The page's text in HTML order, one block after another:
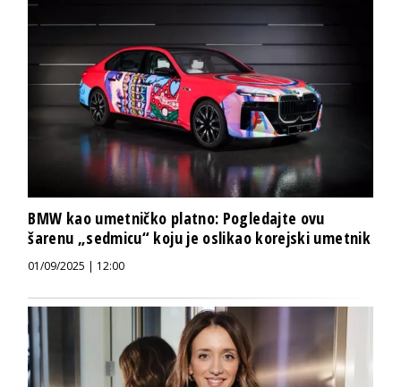
BMW kao umetničko platno: Pogledajte ovu
šarenu „sedmicu“ koju je oslikao korejski umetnik
01/09/2025 | 12:00